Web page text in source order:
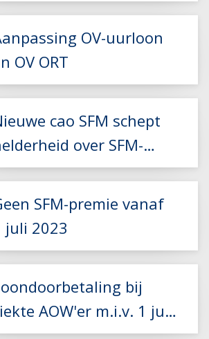
Lees meer
Lees meer
OV-uurloon
OV ORT
cao SFM schept
over SFM-
Lees meer
SFM-premie vanaf
juli 2023
bij
AOW'er m.i.v. 1 juli
weken